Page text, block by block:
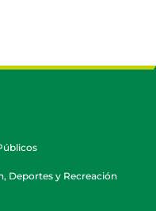
Deportes y Recreación